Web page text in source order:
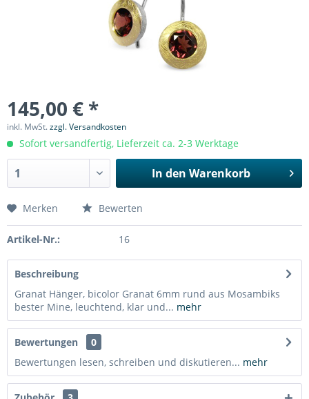
145,00 € *
inkl. MwSt.zzgl. Versandkosten
Sofort versandfertig, Lieferzeit ca. 2-3 Werktage
In den Warenkorb
Merken Bewerten
Artikel-Nr.: 16
Beschreibung
Granat Hänger, bicolor Granat 6mm rund aus Mosambiks
bester Mine, leuchtend, klar und... mehr
Bewertungen
0
Bewertungen lesen, schreiben und diskutieren... mehr